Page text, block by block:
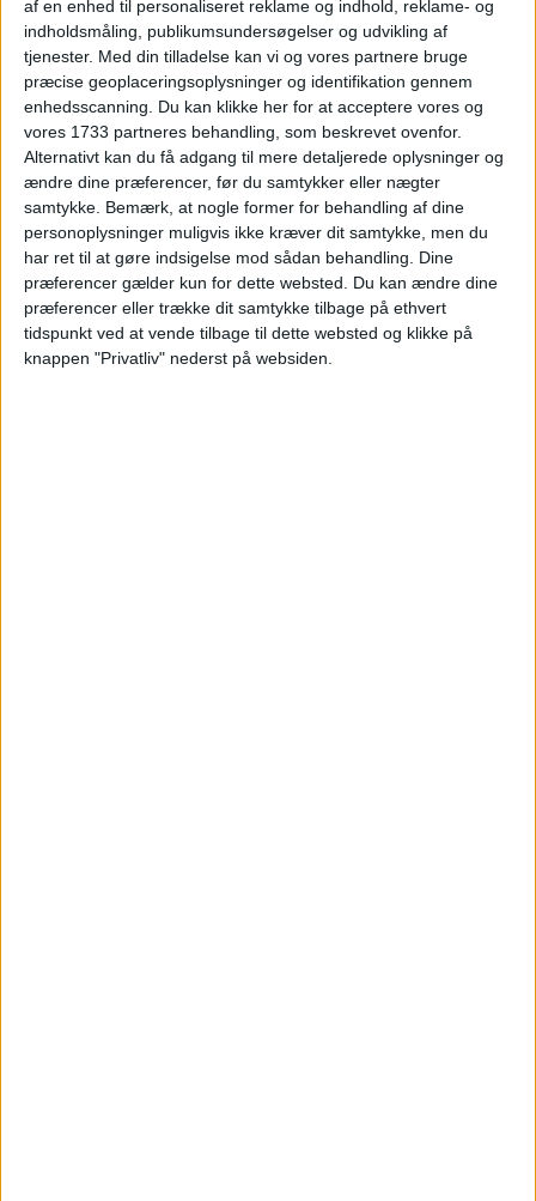
af en enhed til personaliseret reklame og indhold, reklame- og
indholdsmåling, publikumsundersøgelser og udvikling af
tjenester. Med din tilladelse kan vi og vores partnere bruge
præcise geoplaceringsoplysninger og identifikation gennem
enhedsscanning. Du kan klikke her for at acceptere vores og
vores 1733 partneres behandling, som beskrevet ovenfor.
Alternativt kan du få adgang til mere detaljerede oplysninger og
ændre dine præferencer, før du samtykker eller nægter
samtykke. Bemærk, at nogle former for behandling af dine
personoplysninger muligvis ikke kræver dit samtykke, men du
har ret til at gøre indsigelse mod sådan behandling. Dine
præferencer gælder kun for dette websted. Du kan ændre dine
præferencer eller trække dit samtykke tilbage på ethvert
tidspunkt ved at vende tilbage til dette websted og klikke på
knappen "Privatliv" nederst på websiden.
U49 30
Vælg: København
Ryd valg Vis fly Vis hotel
PRISOVERSIGT